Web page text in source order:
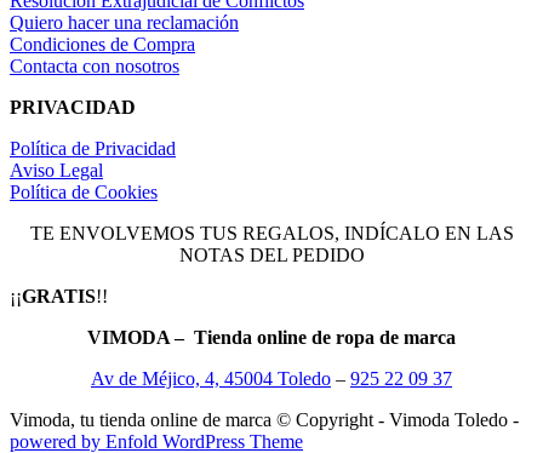
Quiero hacer una reclamación
Condiciones de Compra
Contacta con nosotros
PRIVACIDAD
Política de Privacidad
Aviso Legal
Política de Cookies
TE ENVOLVEMOS TUS REGALOS, INDÍCALO EN LAS
NOTAS DEL PEDIDO
¡¡GRATIS!!
VIMODA – Tienda online de ropa de marca
Av de Méjico, 4, 45004 Toledo – 925 22 09 37
Vimoda, tu tienda online de marca © Copyright - Vimoda Toledo -
powered by Enfold WordPress Theme